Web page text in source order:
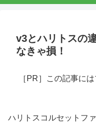
v3とハリトスの
なきゃ損！
［PR］この記事に
ハリトスコルセットフ